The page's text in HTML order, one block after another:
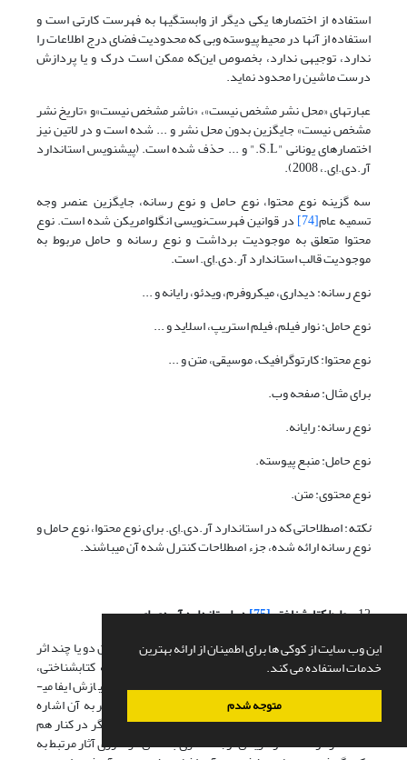
این وب سایت از کوکی ها برای اطمینان از ارائه بهترین
خدمات استفاده می کند.
متوجه شدم
استفاده از اختصارها یکی دیگر از وابستگی­ها به فهرست کارتی است و
استفاده از آنها در محیط پیوسته وبی که محدودیت فضای درج اطلاعات را
ندارد، توجیهی ندارد، بخصوص این‌که ممکن است درک و یا پردازش
درست ماشین را محدود نماید.
عبارتهای «محل نشر مشخص نیست»، «ناشر مشخص نیست»و «تاریخ نشر
مشخص نیست» جایگزین بدون محل نشر و ... شده است و در لاتین نیز
اختصارهای یونانی "S.L." و ... حذف شده است. (پیش­نویس استاندارد
آر.دی.اِی.، 2008).
سه گزینه نوع محتوا، نوع حامل و نوع رسانه، جایگزین عنصر وجه
تسمیه عام[74] در قوانین فهرست‌نویسی انگلوامریکن شده است. نوع
محتوا متعلق به موجودیت برداشت و نوع رسانه و حامل مربوط به
موجودیت قالب استاندارد آر.دی.اِی. است.
نوع رسانه: دیداری، میکروفرم، ویدئو، رایانه و ...
نوع حامل: نوار فیلم، فیلم استریپ، اسلاید و ...
نوع محتوا: کارتوگرافیک، موسیقی، متن و ...
برای مثال: صفحه وب.
نوع رسانه: رایانه.
نوع حامل: منبع پیوسته.
نوع محتوی: متن.
نکته: اصطلاحاتی که در استاندارد آر.دی.اِی. برای نوع محتوا، نوع حامل و
نوع رسانه ارائه شده، جزء اصطلاحات کنترل شده آن می­باشند.
12. روابط کتابشناختی[75]
در استاندارد آر.دی.اِی.
روابط یا پیوند کتابشناختی، به رابطه­ای گفته می­شود که میان دو یا چند اثر
در جهان کتابشناختی برقرار است (فتاحی،1379). رابطه کتابشناختی،
نقش مهمی را در کمک به کاربر جهت یافتن منابع مورد نیازش ایفا می­
نماید. یکی از هدفهای فهرست کتابخانه که در قوانین کاتر به آن اشاره
شده، علاوه بر توصیف منابع، گردآوری آثار مرتبط با یکدیگر در کنار هم
است. در قواعد انگلوامریکن توجه کمتری به اصل گردآوری آثار مرتبط به